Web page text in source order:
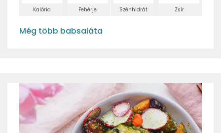
Kalória Fehérje Szénhidrát Zsír
Még több babsaláta